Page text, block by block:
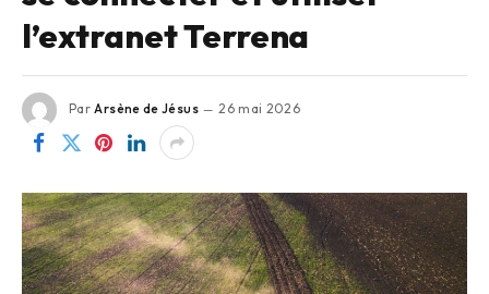
l’extranet Terrena
Par Arsène de Jésus 26 mai 2026